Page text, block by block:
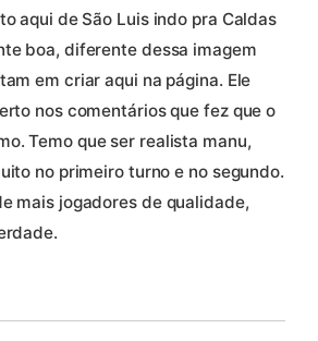
aqui de São Luis indo pra Caldas
boa, diferente dessa imagem
em criar aqui na página. Ele
nos comentários que fez que o
Temo que ser realista manu,
no primeiro turno e no segundo.
mais jogadores de qualidade,